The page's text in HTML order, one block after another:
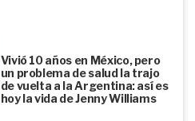
Vivió 10 años en México, pero
un problema de salud la trajo
de vuelta a la Argentina: así es
hoy la vida de Jenny Williams